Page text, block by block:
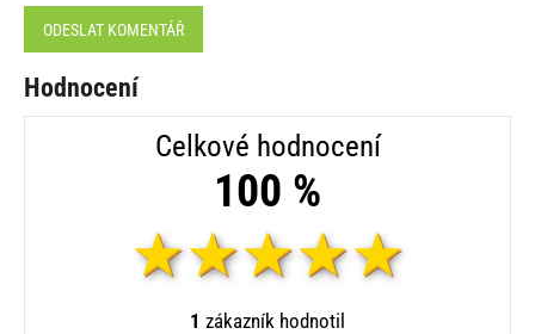
ODESLAT KOMENTÁŘ
Hodnocení
Celkové hodnocení
100 %
1 zákazník hodnotil